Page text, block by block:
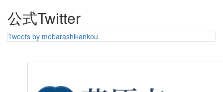
公式Twitter
Tweets by mobarashikankou